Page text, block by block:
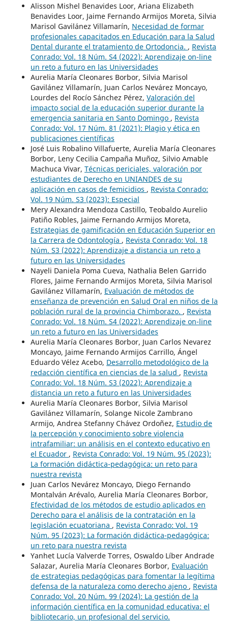
Alisson Mishel Benavides Loor, Ariana Elizabeth
Benavides Loor, Jaime Fernando Armijos Moreta, Silvia
Marisol Gavilánez Villamarín, Necesidad de formar
profesionales capacitados en Educación para la Salud
Dental durante el tratamiento de Ortodoncia. , Revista
Conrado: Vol. 18 Núm. S4 (2022): Aprendizaje on-line
un reto a futuro en las Universidades
Aurelia María Cleonares Borbor, Silvia Marisol
Gavilánez Villamarín, Juan Carlos Nevárez Moncayo,
Lourdes del Rocío Sánchez Pérez, Valoración del
impacto social de la educación superior durante la
emergencia sanitaria en Santo Domingo , Revista
Conrado: Vol. 17 Núm. 81 (2021): Plagio y ética en
publicaciones científicas
José Luis Robalino Villafuerte, Aurelia María Cleonares
Borbor, Leny Cecilia Campaña Muñoz, Silvio Amable
Machuca Vivar, Técnicas periciales, valoración por
estudiantes de Derecho en UNIANDES de su
aplicación en casos de femicidios , Revista Conrado:
Vol. 19 Núm. S3 (2023): Especial
Mery Alexandra Mendoza Castillo, Teobaldo Aurelio
Patiño Robles, Jaime Fernando Armijos Moreta,
Estrategias de gamificación en Educación Superior en
la Carrera de Odontología , Revista Conrado: Vol. 18
Núm. S3 (2022): Aprendizaje a distancia un reto a
futuro en las Universidades
Nayeli Daniela Poma Cueva, Nathalia Belen Garrido
Flores, Jaime Fernando Armijos Moreta, Silvia Marisol
Gavilánez Villamarín, Evaluación de métodos de
enseñanza de prevención en Salud Oral en niños de la
población rural de la provincia Chimborazo. , Revista
Conrado: Vol. 18 Núm. S4 (2022): Aprendizaje on-line
un reto a futuro en las Universidades
Aurelia María Cleonares Borbor, Juan Carlos Nevarez
Moncayo, Jaime Fernando Armijos Carrillo, Ángel
Eduardo Vélez Acebo, Desarrollo metodológico de la
redacción científica en ciencias de la salud , Revista
Conrado: Vol. 18 Núm. S3 (2022): Aprendizaje a
distancia un reto a futuro en las Universidades
Aurelia María Cleonares Borbor, Silvia Marisol
Gavilánez Villamarín, Solange Nicole Zambrano
Armijo, Andrea Stefanny Chávez Ordoñez, Estudio de
la percepción y conocimiento sobre violencia
intrafamiliar: un análisis en el contexto educativo en
el Ecuador , Revista Conrado: Vol. 19 Núm. 95 (2023):
La formación didáctica-pedagógica: un reto para
nuestra revista
Juan Carlos Nevárez Moncayo, Diego Fernando
Montalván Arévalo, Aurelia María Cleonares Borbor,
Efectividad de los métodos de estudio aplicados en
Derecho para el análisis de la contratación en la
legislación ecuatoriana , Revista Conrado: Vol. 19
Núm. 95 (2023): La formación didáctica-pedagógica:
un reto para nuestra revista
Yanhet Lucía Valverde Torres, Oswaldo Líber Andrade
Salazar, Aurelia María Cleonares Borbor, Evaluación
de estrategias pedagógicas para fomentar la legítima
defensa de la naturaleza como derecho ajeno , Revista
Conrado: Vol. 20 Núm. 99 (2024): La gestión de la
información científica en la comunidad educativa: el
bibliotecario, un profesional del servicio.